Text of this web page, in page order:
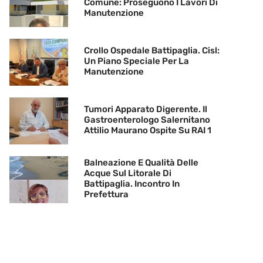
Comune: Proseguono I Lavori Di
Manutenzione
Crollo Ospedale Battipaglia. Cisl:
Un Piano Speciale Per La
Manutenzione
Tumori Apparato Digerente. Il
Gastroenterologo Salernitano
Attilio Maurano Ospite Su RAI 1
Balneazione E Qualità Delle
Acque Sul Litorale Di
Battipaglia. Incontro In
Prefettura